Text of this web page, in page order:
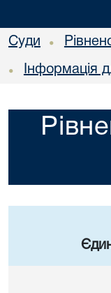
Суди •
• Інформація